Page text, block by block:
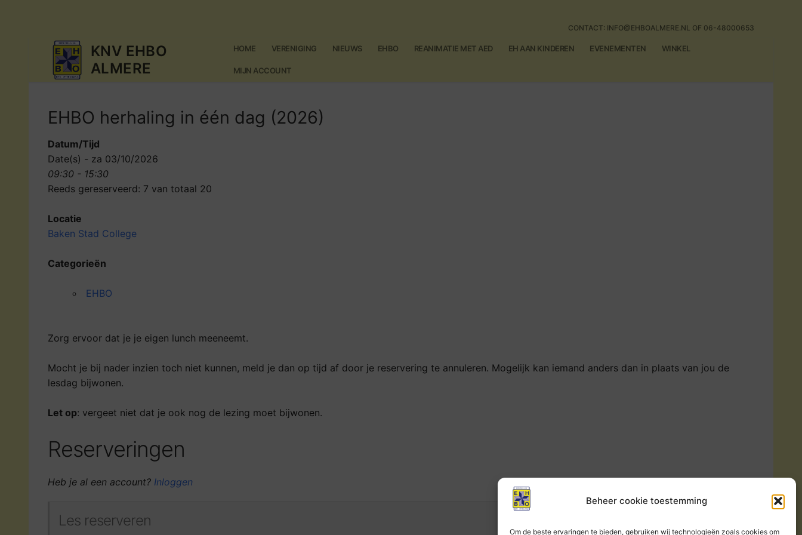
Beheer cookie toestemming
Om de beste ervaringen te bieden, gebruiken wij technologieën zoals cookies om
inhoud
CONTACT: INFO@EHBOALMERE.NL OF 06-48000653
KNV EHBO
ALMERE
HOME VERENIGING NIEUWS EHBO REANIMATIE MET AED EH AAN KINDEREN EVENEMENTEN WINKEL
MIJN ACCOUNT
EHBO herhaling in één dag (2026)
Datum/Tijd
Date(s) - za 03/10/2026
09:30 - 15:30
Reeds gereserveerd: 7 van totaal 20
Locatie
Baken Stad College
Categorieën
EHBO
Zorg ervoor dat je je eigen lunch meeneemt.
Mocht je bij nader inzien toch niet kunnen, meld je dan op tijd af door je reservering te annuleren. Mogelijk kan iemand anders dan in plaats van jou de
lesdag bijwonen.
Let op: vergeet niet dat je ook nog de lezing moet bijwonen.
Reserveringen
Heb je al een account? Inloggen
Les reserveren